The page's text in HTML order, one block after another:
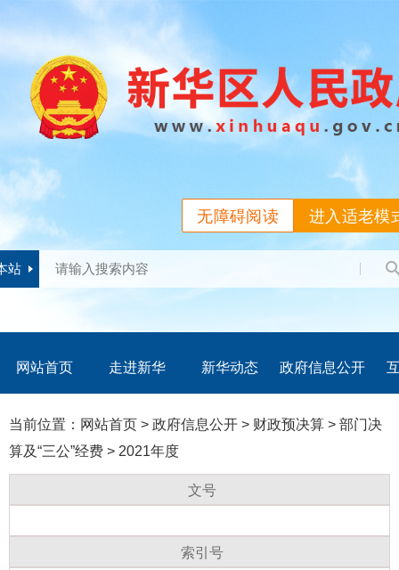
进入适老模
无障碍阅读
站
网站首页 走进新华 新华动态 政府信息公开
当前位置： 网站首页 > 政府信息公开 > 财政预决算 > 部门决
算及“三公”经费 > 2021年度
文号
索引号